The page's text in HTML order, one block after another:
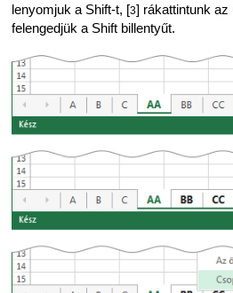
lenyomjuk a Shift-t, [3] rákattintunk az
felengedjük a Shift billentyűt.